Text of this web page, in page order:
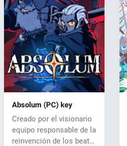
Absolum (PC) key
Creado por el visionario
equipo responsable de la
reinvención de los beat